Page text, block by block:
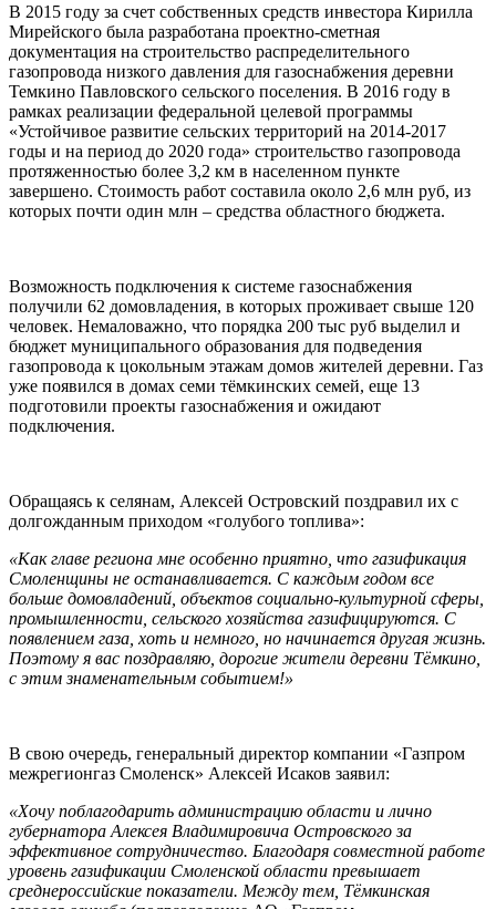
В 2015 году за счет собственных средств инвестора Кирилла
Мирейского была разработана проектно-сметная
документация на строительство распределительного
газопровода низкого давления для газоснабжения деревни
Темкино Павловского сельского поселения. В 2016 году в
рамках реализации федеральной целевой программы
«Устойчивое развитие сельских территорий на 2014-2017
годы и на период до 2020 года» строительство газопровода
протяженностью более 3,2 км в населенном пункте
завершено. Стоимость работ составила около 2,6 млн руб, из
которых почти один млн – средства областного бюджета.
Возможность подключения к системе газоснабжения
получили 62 домовладения, в которых проживает свыше 120
человек. Немаловажно, что порядка 200 тыс руб выделил и
бюджет муниципального образования для подведения
газопровода к цокольным этажам домов жителей деревни. Газ
уже появился в домах семи тёмкинских семей, еще 13
подготовили проекты газоснабжения и ожидают
подключения.
Обращаясь к селянам, Алексей Островский поздравил их с
долгожданным приходом «голубого топлива»:
«Как главе региона мне особенно приятно, что газификация
Смоленщины не останавливается. С каждым годом все
больше домовладений, объектов социально-культурной сферы,
промышленности, сельского хозяйства газифицируются. С
появлением газа, хоть и немного, но начинается другая жизнь.
Поэтому я вас поздравляю, дорогие жители деревни Тёмкино,
с этим знаменательным событием!»
В свою очередь, генеральный директор компании «Газпром
межрегионгаз Смоленск» Алексей Исаков заявил:
«Хочу поблагодарить администрацию области и лично
губернатора Алексея Владимировича Островского за
эффективное сотрудничество. Благодаря совместной работе
уровень газификации Смоленской области превышает
среднероссийские показатели. Между тем, Тёмкинская